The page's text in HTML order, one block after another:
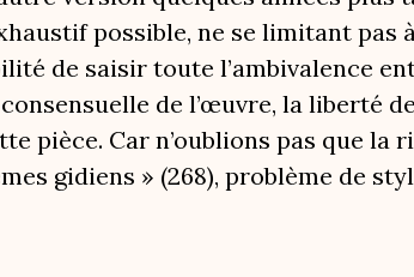
possible, ne se limitant
de saisir toute l’ambivalence
de l’œuvre, la liberté
pièce. Car n’oublions pas que la
gidiens » (268), problème de